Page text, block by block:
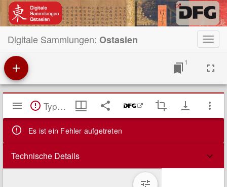
Digitale Sammlungen: Ostasien
1
Mirador
Viewer TypeError: Failed to fetch
Es ist ein Fehler aufgetreten
Technische Details